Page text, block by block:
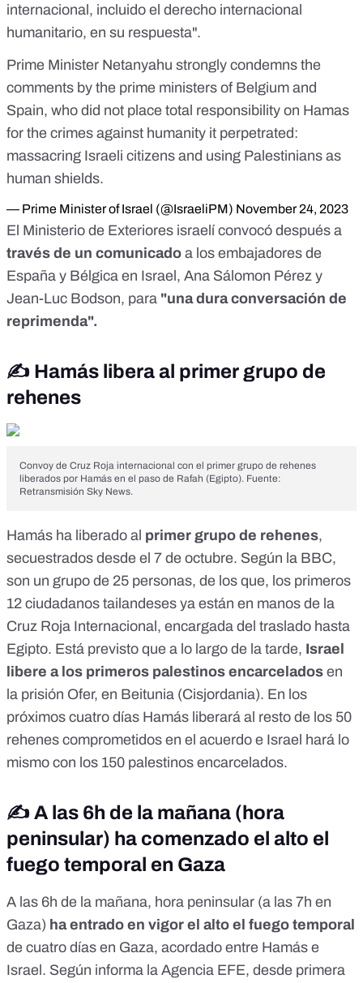
internacional, incluido el derecho internacional
humanitario, en su respuesta".
Prime Minister Netanyahu strongly condemns the
comments by the prime ministers of Belgium and
Spain, who did not place total responsibility on Hamas
for the crimes against humanity it perpetrated:
massacring Israeli citizens and using Palestinians as
human shields.
— Prime Minister of Israel (@IsraeliPM) November 24, 2023
El Ministerio de Exteriores israelí convocó después a
través de un comunicado a los embajadores de
España y Bélgica en Israel, Ana Sálomon Pérez y
Jean-Luc Bodson, para "una dura conversación de
reprimenda".
✍️ Hamás libera al primer grupo de
rehenes
Convoy de Cruz Roja internacional con el primer grupo de rehenes
liberados por Hamás en el paso de Rafah (Egipto). Fuente:
Retransmisión Sky News.
Hamás ha liberado al primer grupo de rehenes,
secuestrados desde el 7 de octubre. Según la BBC,
son un grupo de 25 personas, de los que, los primeros
12 ciudadanos tailandeses ya están en manos de la
Cruz Roja Internacional, encargada del traslado hasta
Egipto. Está previsto que a lo largo de la tarde, Israel
libere a los primeros palestinos encarcelados en
la prisión Ofer, en Beitunia (Cisjordania). En los
próximos cuatro días Hamás liberará al resto de los 50
rehenes comprometidos en el acuerdo e Israel hará lo
mismo con los 150 palestinos encarcelados.
✍️ A las 6h de la mañana (hora
peninsular) ha comenzado el alto el
fuego temporal en Gaza
A las 6h de la mañana, hora peninsular (a las 7h en
Gaza) ha entrado en vigor el alto el fuego temporal
de cuatro días en Gaza, acordado entre Hamás e
Israel. Según informa la Agencia EFE, desde primera